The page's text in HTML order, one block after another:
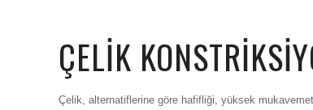
ÇELİK
Çelik, alternatiflerine göre hafifliği, yüksek